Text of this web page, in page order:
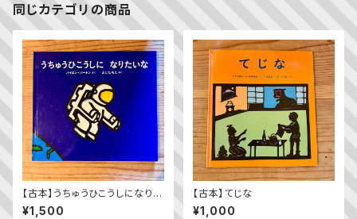
同じカテゴリの商品
【古本】うちゅうひこうしになりた
いな
¥1,500
【古本】てじな
¥1,000